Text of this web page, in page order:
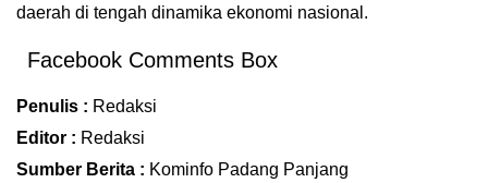
daerah di tengah dinamika ekonomi nasional.
Facebook Comments Box
Penulis : Redaksi
Editor : Redaksi
Sumber Berita : Kominfo Padang Panjang